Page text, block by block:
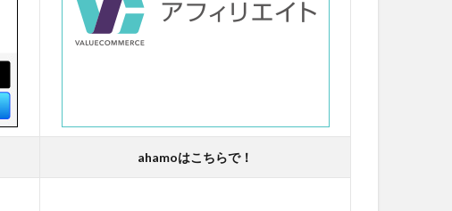
ahamoはこちらで！